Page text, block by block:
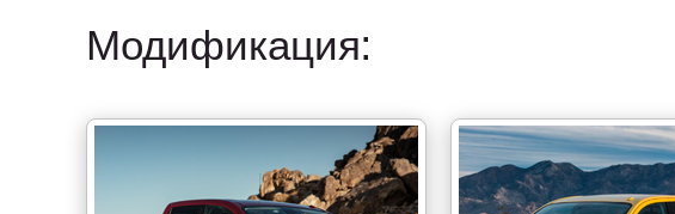
Модификация: